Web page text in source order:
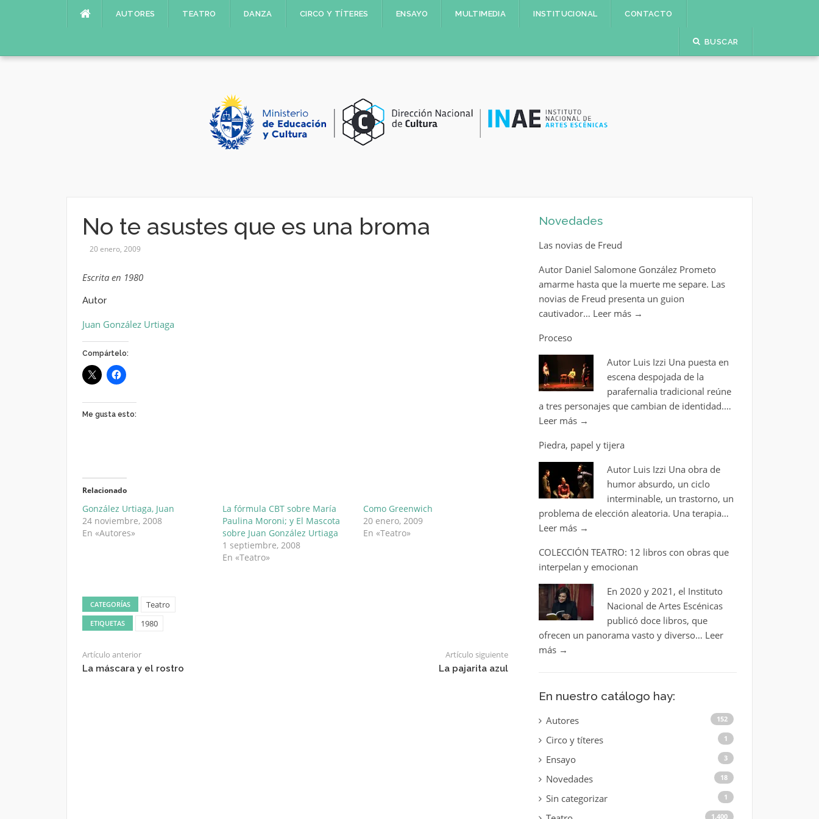
AUTORES TEATRO DANZA CIRCO Y TÍTERES ENSAYO MULTIMEDIA INSTITUCIONAL CONTACTO
BUSCAR
No te asustes que es una broma
20 enero, 2009
Escrita en 1980
Autor
Juan González Urtiaga
Compártelo:
Me gusta esto:
Relacionado
González Urtiaga, Juan
24 noviembre, 2008
En «Autores»
La fórmula CBT sobre María
Paulina Moroni; y El Mascota
sobre Juan González Urtiaga
1 septiembre, 2008
En «Teatro»
Como Greenwich
20 enero, 2009
En «Teatro»
CATEGORÍAS Teatro
ETIQUETAS 1980
Artículo anterior
La máscara y el rostro
Artículo siguiente
La pajarita azul
Novedades
Las novias de Freud
Autor Daniel Salomone González Prometo
amarme hasta que la muerte me separe. Las
novias de Freud presenta un guion
cautivador… Leer más →
Proceso
Autor Luis Izzi Una puesta en
escena despojada de la
parafernalia tradicional reúne
a tres personajes que cambian de identidad.…
Leer más →
Piedra, papel y tijera
Autor Luis Izzi Una obra de
humor absurdo, un ciclo
interminable, un trastorno, un
problema de elección aleatoria. Una terapia…
Leer más →
COLECCIÓN TEATRO: 12 libros con obras que
interpelan y emocionan
En 2020 y 2021, el Instituto
Nacional de Artes Escénicas
publicó doce libros, que
ofrecen un panorama vasto y diverso… Leer
más →
En nuestro catálogo hay:
Autores 152
Circo y títeres 1
Ensayo 3
Novedades 18
Sin categorizar 1
1.400